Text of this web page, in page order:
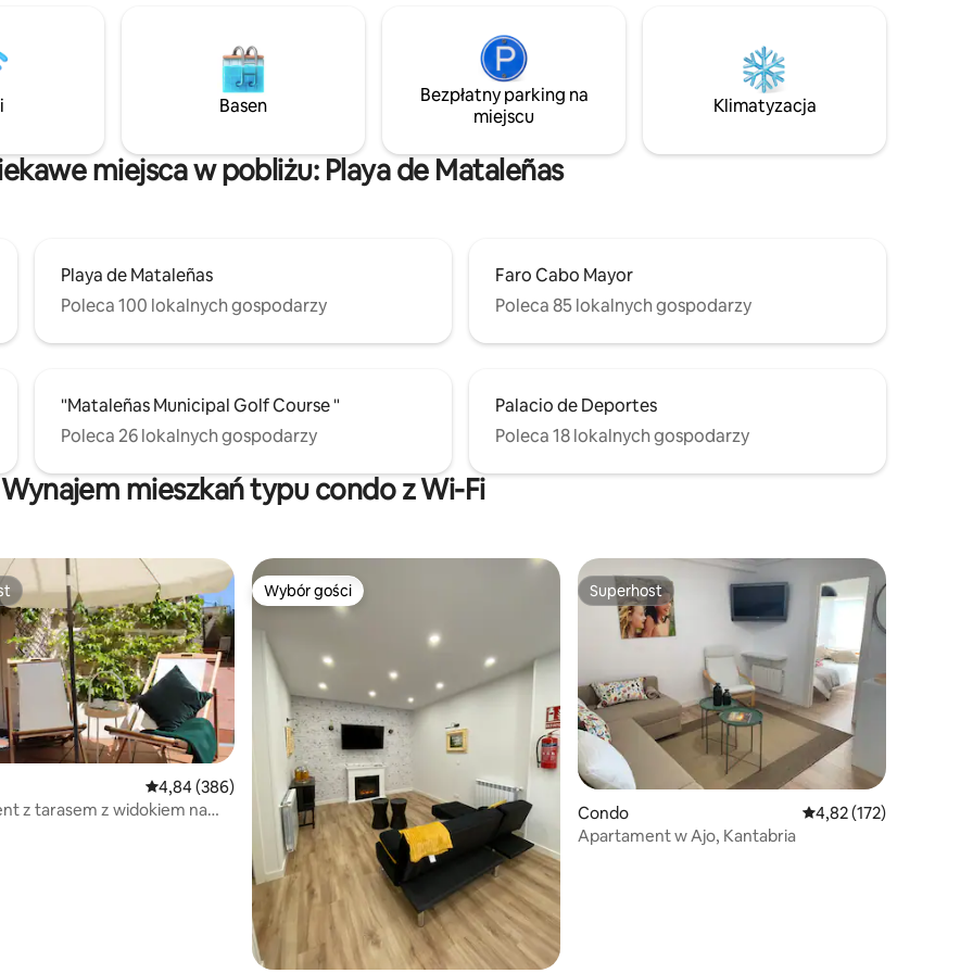
alternatywy, aby
w dobrej cenie.
przekroczony. Nie nagrywa on rozmów,
ale ostrzega o nadmiernym hałasie,
ponieważ zgodnie z nowym prawem
jego stosowanie jest obecnie
fontanną i magicznym lasem, w którym
wiatr szepcze przez gałęzie buków
najbardziej romantyczną historię, jaką
kiedykolwiek opowiedziano.
Basen
Bezpłatny parking na
miejscu
Klimatyzacja
miejsca w pobliżu: Playa de Mataleñas
Playa de Mataleñas
Poleca 100 lokalnych gospodarzy
Faro Cabo Mayor
Poleca 85 lokalnych gospodarzy
"Mataleñas Municipal Golf Course "
Poleca 26 lokalnych gospodarzy
Palacio de Deportes
Poleca 18 lokalnych gospodarzy
Wynajem mieszkań typu condo z Wi-Fi
Średnia ocena: 4,84 na 5, liczba recenzji: 386
4,84 (386)
z tarasem z widokiem na
Wybór gości
Wybór gości Superhost
Superhost
Condo Średnia ocena: 4,82
4,82 (172)
Apartament w Ajo, Kantabria